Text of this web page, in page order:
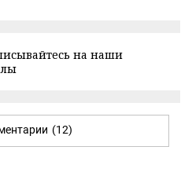
на наши
(12)